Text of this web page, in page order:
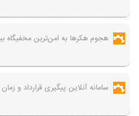
هجوم هکرها به امن‌ترین مخفیگاه
سامانه آنلاین پیگیری قرارداد‌ و